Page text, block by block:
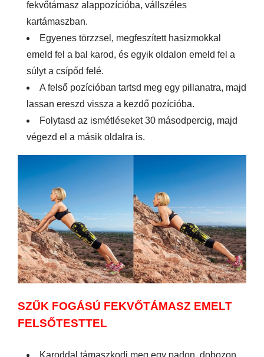
fekvőtámasz alappozícióba, vállszéles
kartámaszban.
Egyenes törzzsel, megfeszített hasizmokkal
emeld fel a bal karod, és egyik oldalon emeld fel a
súlyt a csípőd felé.
A felső pozícióban tartsd meg egy pillanatra, majd
lassan ereszd vissza a kezdő pozícióba.
Folytasd az ismétléseket 30 másodpercig, majd
végezd el a másik oldalra is.
SZŰK FOGÁSÚ FEKVŐTÁMASZ EMELT
FELSŐTESTTEL